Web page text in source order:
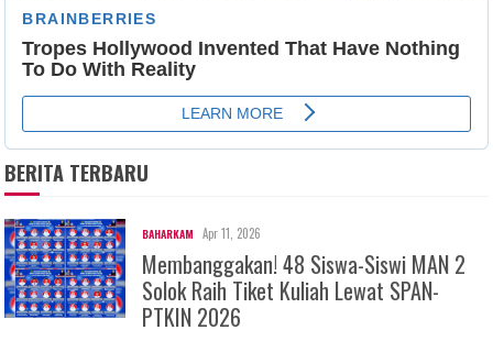
BERITA TERBARU
BAHARKAM Apr 11, 2026
Membanggakan! 48 Siswa-Siswi MAN 2
Solok Raih Tiket Kuliah Lewat SPAN-
PTKIN 2026